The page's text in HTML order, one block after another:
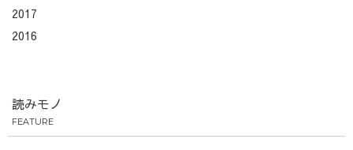
2017
2016
読みモノ
FEATURE